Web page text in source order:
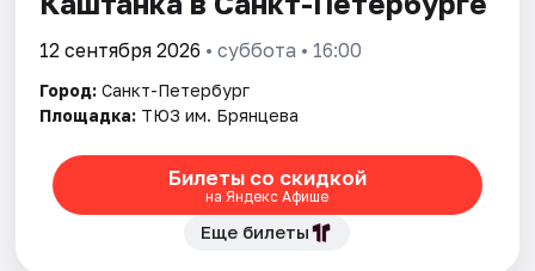
Площадки
Артисты
Рейтинги
12 сентября 2026 • суббота • 16:00
Город: Санкт-Петербург
Площадка: ТЮЗ им. Брянцева
Билеты со скидкой
на Яндекс Афише
Еще билеты